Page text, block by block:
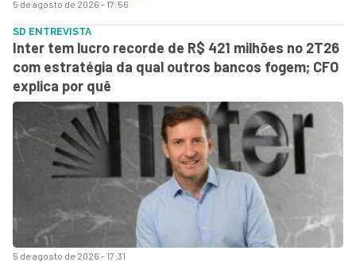
5 de agosto de 2026 - 17:56
5 de agosto de 2026 - 17:31
SD ENTREVISTA
Inter tem lucro recorde de R$ 421 milhões no 2T26
com estratégia da qual outros bancos fogem; CFO
explica por quê